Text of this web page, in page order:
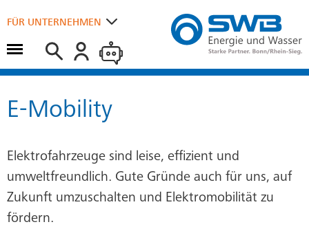
FÜR UNTERNEHMEN
FÜR ZUHAUSE
Hauptmenü öffnen
Suchen
E-Mobility
Elektrofahrzeuge sind leise, effizient und
umweltfreundlich. Gute Gründe auch für uns, auf
Zukunft umzuschalten und Elektromobilität zu
fördern.